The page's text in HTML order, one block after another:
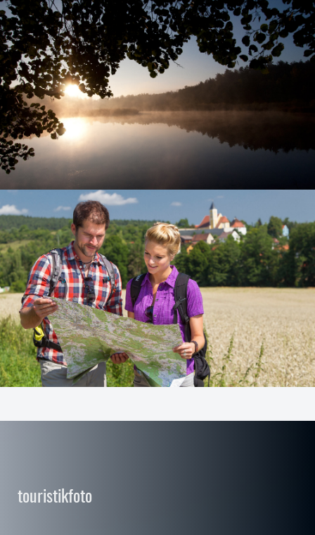
touristikfoto